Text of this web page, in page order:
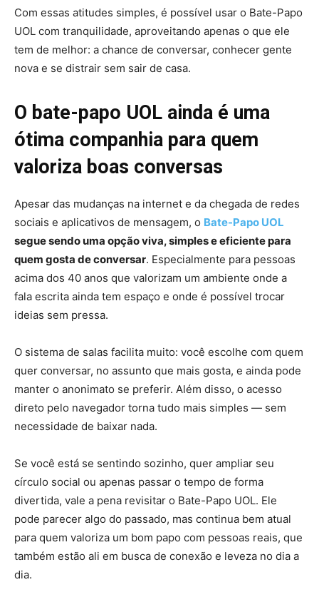
Com essas atitudes simples, é possível usar o Bate-Papo
UOL com tranquilidade, aproveitando apenas o que ele
tem de melhor: a chance de conversar, conhecer gente
nova e se distrair sem sair de casa.
O bate-papo UOL ainda é uma
ótima companhia para quem
valoriza boas conversas
Apesar das mudanças na internet e da chegada de redes
sociais e aplicativos de mensagem, o Bate-Papo UOL
segue sendo uma opção viva, simples e eficiente para
quem gosta de conversar. Especialmente para pessoas
acima dos 40 anos que valorizam um ambiente onde a
fala escrita ainda tem espaço e onde é possível trocar
ideias sem pressa.
O sistema de salas facilita muito: você escolhe com quem
quer conversar, no assunto que mais gosta, e ainda pode
manter o anonimato se preferir. Além disso, o acesso
direto pelo navegador torna tudo mais simples — sem
necessidade de baixar nada.
Se você está se sentindo sozinho, quer ampliar seu
círculo social ou apenas passar o tempo de forma
divertida, vale a pena revisitar o Bate-Papo UOL. Ele
pode parecer algo do passado, mas continua bem atual
para quem valoriza um bom papo com pessoas reais, que
também estão ali em busca de conexão e leveza no dia a
dia.